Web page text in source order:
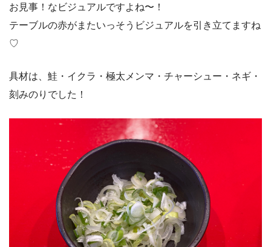
お見事！なビジュアルですよね〜！
テーブルの赤がまたいっそうビジュアルを引き立てますね
♡
具材は、鮭・イクラ・極太メンマ・チャーシュー・ネギ・
刻みのりでした！